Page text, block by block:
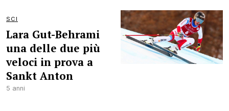
SCI
Lara Gut-Behrami
una delle due più
veloci in prova a
Sankt Anton
5 anni